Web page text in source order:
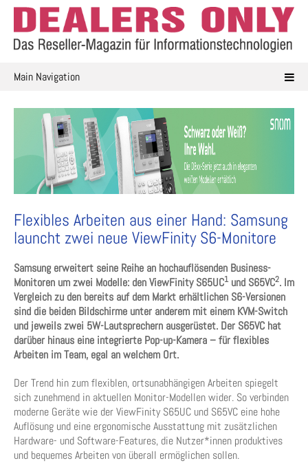
Skip
content
Main Navigation
Flexibles Arbeiten aus einer Hand: Samsung
launcht zwei neue ViewFinity S6-Monitore
Samsung erweitert seine Reihe an hochauflösenden Business-
Monitoren um zwei Modelle: den ViewFinity S65UC1und S65VC2. Im
Vergleich zu den bereits auf dem Markt erhältlichen S6-Versionen
sind die beiden Bildschirme unter anderem mit einem KVM-Switch
und jeweils zwei 5W-Lautsprechern ausgerüstet. Der S65VC hat
darüber hinaus eine integrierte Pop-up-Kamera – für flexibles
Arbeiten im Team, egal an welchem Ort.
Der Trend hin zum flexiblen, ortsunabhängigen Arbeiten spiegelt
sich zunehmend in aktuellen Monitor-Modellen wider. So verbinden
moderne Geräte wie der ViewFinity S65UC und S65VC eine hohe
Auflösung und eine ergonomische Ausstattung mit zusätzlichen
Hardware- und Software-Features, die Nutzer*innen produktives
und bequemes Arbeiten von überall ermöglichen sollen.